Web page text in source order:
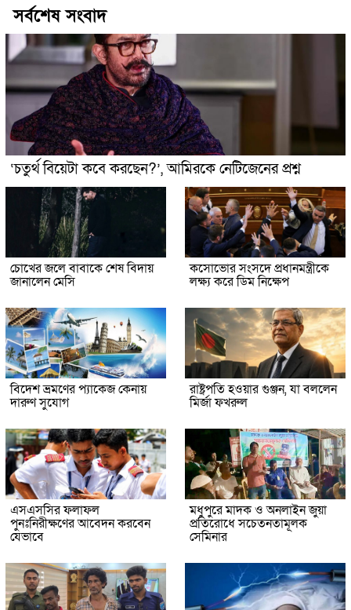
সর্বশেষ সংবাদ
‘চতুর্থ বিয়েটা কবে করছেন?’, আমিরকে নেটিজেনের প্রশ্ন
চোখের জলে বাবাকে শেষ বিদায়
জানালেন মেসি
কসোভোর সংসদে প্রধানমন্ত্রীকে
লক্ষ্য করে ডিম নিক্ষেপ
বিদেশ ভ্রমণের প্যাকেজ কেনায়
দারুণ সুযোগ
রাষ্ট্রপতি হওয়ার গুঞ্জন, যা বললেন
মির্জা ফখরুল
এসএসসির ফলাফল
পুনঃনিরীক্ষণের আবেদন করবেন
যেভাবে
মধুপুরে মাদক ও অনলাইন জুয়া
প্রতিরোধে সচেতনতামূলক
সেমিনার